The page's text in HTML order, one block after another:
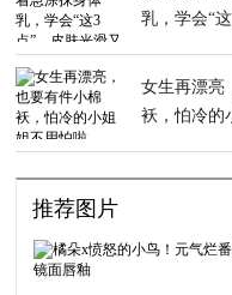
乳，学会“
女生再漂亮
袄，怕冷的
推荐图片